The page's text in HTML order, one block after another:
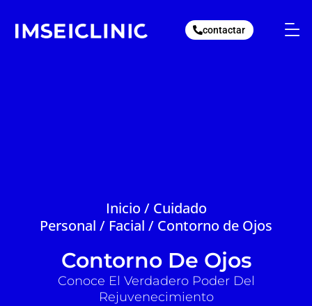
contenido
contactar
Inicio / Cuidado
Personal / Facial / Contorno de Ojos
Contorno De Ojos
Conoce El Verdadero Poder Del
Rejuvenecimiento